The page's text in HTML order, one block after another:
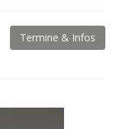
Termine & Infos